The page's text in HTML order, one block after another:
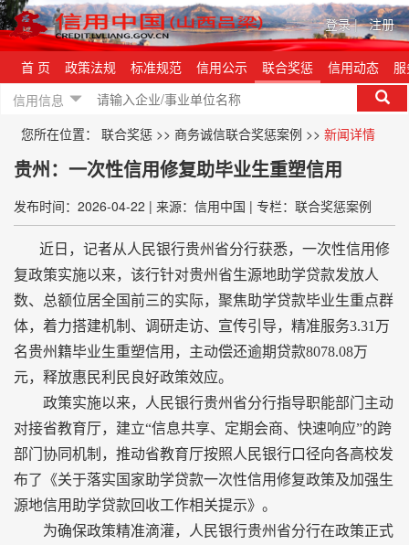
登录| 注册
首 页 政策法规 标准规范 信用公示 联合奖惩 信用动态
信用信息
您所在位置： 联合奖惩 >> 商务诚信联合奖惩案例 >> 新闻详情
贵州：一次性信用修复助毕业生重塑信用
发布时间：2026-04-22 | 来源：信用中国 | 专栏：联合奖惩案例
近日，记者从人民银行贵州省分行获悉，一次性信用修
复政策实施以来，该行针对贵州省生源地助学贷款发放人
数、总额位居全国前三的实际，聚焦助学贷款毕业生重点群
体，着力搭建机制、调研走访、宣传引导，精准服务3.31万
名贵州籍毕业生重塑信用，主动偿还逾期贷款8078.08万
元，释放惠民利民良好政策效应。
政策实施以来，人民银行贵州省分行指导职能部门主动
对接省教育厅，建立“信息共享、定期会商、快速响应”的跨
部门协同机制，推动省教育厅按照人民银行口径向各高校发
布了《关于落实国家助学贷款一次性信用修复政策及加强生
源地信用助学贷款回收工作相关提示》。
为确保政策精准滴灌，人民银行贵州省分行在政策正式